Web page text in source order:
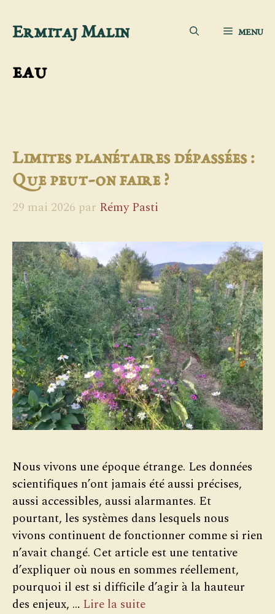
AllerErmitaj Malin MENU
eau
Limites planétaires dépassées :
Que peut-on faire ?
29 mai 2026 par Rémy Pasti
Nous vivons une époque étrange. Les données
scientifiques n’ont jamais été aussi précises,
aussi accessibles, aussi alarmantes. Et
pourtant, les systèmes dans lesquels nous
vivons continuent de fonctionner comme si rien
n’avait changé. Cet article est une tentative
d’expliquer où nous en sommes réellement,
pourquoi il est si difficile d’agir à la hauteur
des enjeux, … Lire la suite